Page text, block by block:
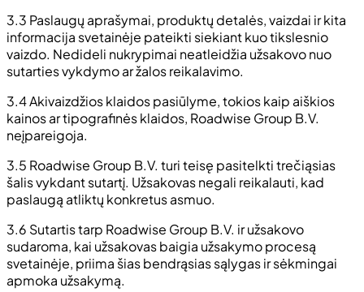
3.3 Paslaugų aprašymai, produktų detalės, vaizdai ir kita
informacija svetainėje pateikti siekiant kuo tikslesnio
vaizdo. Nedideli nukrypimai neatleidžia užsakovo nuo
sutarties vykdymo ar žalos reikalavimo.
3.4 Akivaizdžios klaidos pasiūlyme, tokios kaip aiškios
kainos ar tipografinės klaidos, Roadwise Group B.V.
neįpareigoja.
3.5 Roadwise Group B.V. turi teisę pasitelkti trečiąsias
šalis vykdant sutartį. Užsakovas negali reikalauti, kad
paslaugą atliktų konkretus asmuo.
3.6 Sutartis tarp Roadwise Group B.V. ir užsakovo
sudaroma, kai užsakovas baigia užsakymo procesą
svetainėje, priima šias bendrąsias sąlygas ir sėkmingai
apmoka užsakymą.